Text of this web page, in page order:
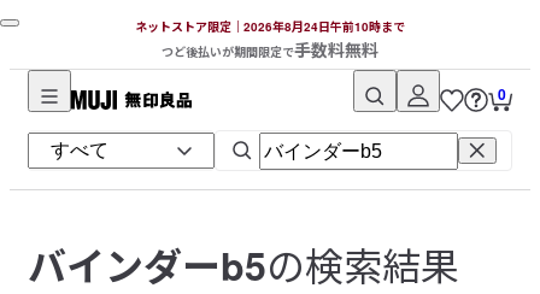
ネットストア限定｜2026年8月24日午前10時まで
つど後払いが期間限定で手数料無料
無
印
良
ッ
0
バインダーb5の検索結果